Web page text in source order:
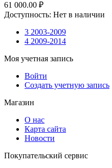
61 000.00 ₽
Доступность: Нет в наличии
3 2003-2009
4 2009-2014
Моя учетная запись
Войти
Создать учетную запись
Магазин
О нас
Карта сайта
Новости
Покупательский сервис